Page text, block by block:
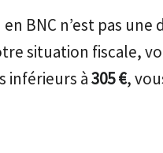
en BNC n’est pas
situation fiscale,
inférieurs à305 €,